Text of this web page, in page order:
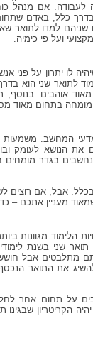
לעבודה. אם מנהל
בדרך כלל, באדם
למדו לתואר
ועל פי כימיה.
לו יתרון על פני
לתואר שני הוא
אוהבים.
בתחום מאוד
המחשב. משמעות
את הנושא לעומק
בגדר
אבל, אם רוצים
מעניין אתכם –
הלימוד מגוונות
שני בשנת
מתלבטים אבל
את התואר
על תחום אחר
הקריטריון שבגינו